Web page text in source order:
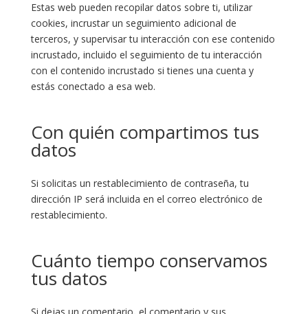
Estas web pueden recopilar datos sobre ti, utilizar
cookies, incrustar un seguimiento adicional de
terceros, y supervisar tu interacción con ese contenido
incrustado, incluido el seguimiento de tu interacción
con el contenido incrustado si tienes una cuenta y
estás conectado a esa web.
Con quién compartimos tus
datos
Si solicitas un restablecimiento de contraseña, tu
dirección IP será incluida en el correo electrónico de
restablecimiento.
Cuánto tiempo conservamos
tus datos